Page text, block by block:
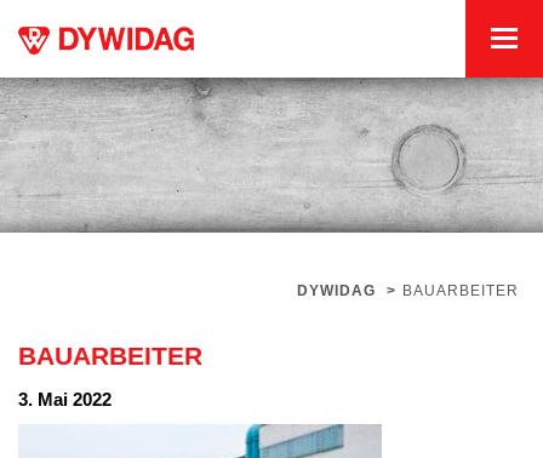
DYWIDAG > BAUARBEITER
BAUARBEITER
3. Mai 2022